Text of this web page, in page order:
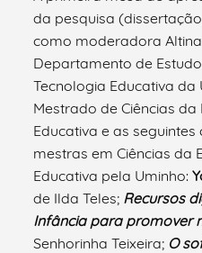
da pesquisa
como moderadora
Departamento de
Tecnologia Educativa
Mestrado de Ciências
Educativa e as
mestras em Ciências da
Educativa pela Uminho:
de Ilda Teles; Recursos
Infância para promover
Senhorinha Teixeira; O